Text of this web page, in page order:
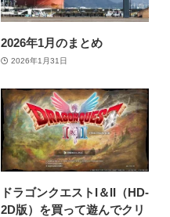
2026年1月のまとめ
2026年1月31日
ドラゴンクエストI＆II（HD-
2D版）を買って遊んでクリ